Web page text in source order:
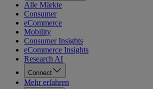
Alle Märkte
Consumer
eCommerce
Mobility
Consumer Insights
eCommerce Insights
Research AI
Connect
Mehr erfahren